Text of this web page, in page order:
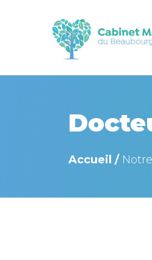
Accueil /